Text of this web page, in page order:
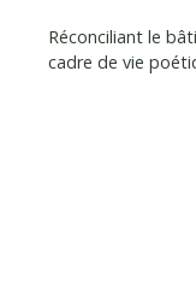
Réconciliant le b
cadre de vie